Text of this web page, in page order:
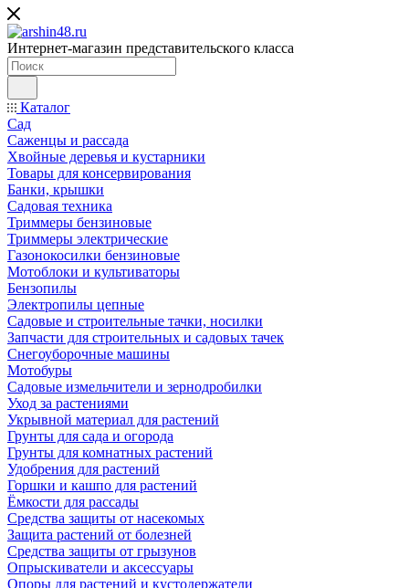
Интернет-магазин представительского класса
Каталог
Сад
Саженцы и рассада
Хвойные деревья и кустарники
Товары для консервирования
Банки, крышки
Садовая техника
Триммеры бензиновые
Триммеры электрические
Газонокосилки бензиновые
Мотоблоки и культиваторы
Бензопилы
Электропилы цепные
Садовые и строительные тачки, носилки
Запчасти для строительных и садовых тачек
Снегоуборочные машины
Мотобуры
Садовые измельчители и зернодробилки
Уход за растениями
Укрывной материал для растений
Грунты для сада и огорода
Грунты для комнатных растений
Удобрения для растений
Горшки и кашпо для растений
Ёмкости для рассады
Средства защиты от насекомых
Защита растений от болезней
Средства защиты от грызунов
Опрыскиватели и аксессуары
Опоры для растений и кустодержатели